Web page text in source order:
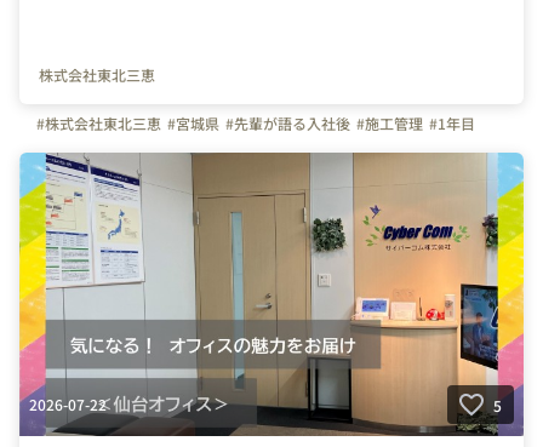
株式会社東北三恵
#株式会社東北三恵 #宮城県 #先輩が語る入社後 #施工管理 #1年目
2026-07-22 5